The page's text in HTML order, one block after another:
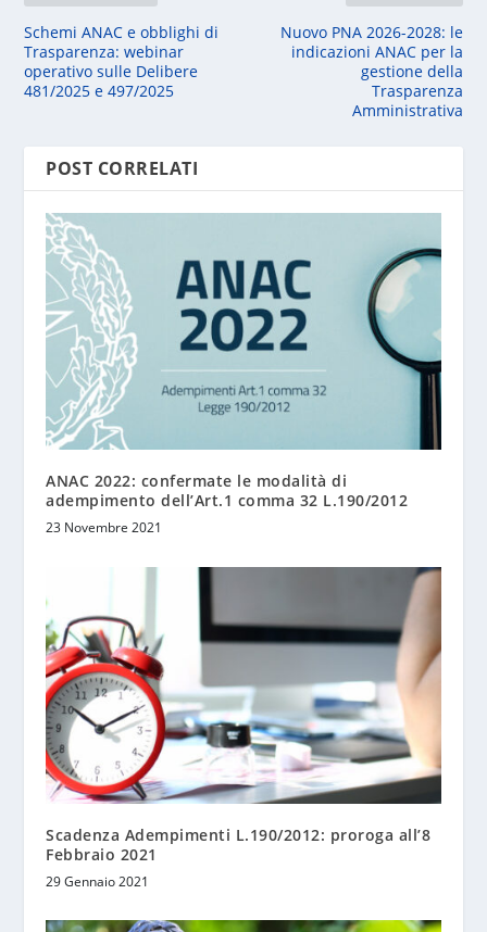
Schemi ANAC e obblighi di
Trasparenza: webinar
operativo sulle Delibere
481/2025 e 497/2025
Nuovo PNA 2026-2028: le
indicazioni ANAC per la
gestione della
Trasparenza
Amministrativa
POST CORRELATI
ANAC 2022: confermate le modalità di
adempimento dell’Art.1 comma 32 L.190/2012
23 Novembre 2021
Scadenza Adempimenti L.190/2012: proroga all’8
Febbraio 2021
29 Gennaio 2021